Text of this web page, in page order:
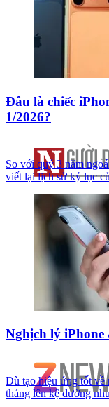
Đâu là chiếc
1/2026?
So với quý 3 năm
viết lại lịch sử kỷ lục
Nghịch lý iPhone
Dù tạo hiệu ứng tốt về
tháng lên kệ dường